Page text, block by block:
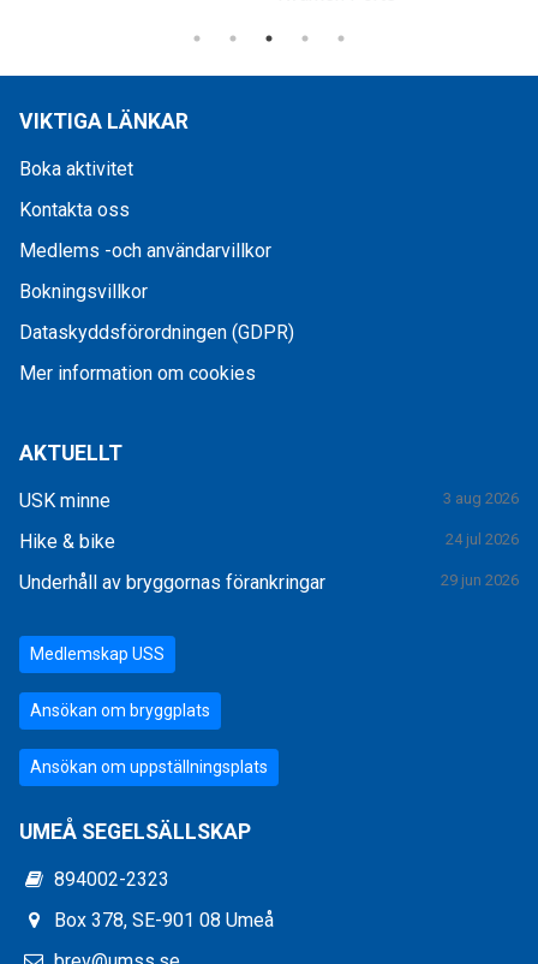
VIKTIGA LÄNKAR
Boka aktivitet
Kontakta oss
Medlems -och användarvillkor
Bokningsvillkor
Dataskyddsförordningen (GDPR)
Mer information om cookies
AKTUELLT
USK minne 3 aug 2026
Hike & bike 24 jul 2026
Underhåll av bryggornas förankringar 29 jun 2026
Medlemskap USS
Ansökan om bryggplats
Ansökan om uppställningsplats
UMEÅ SEGELSÄLLSKAP
894002-2323
Box 378, SE-901 08 Umeå